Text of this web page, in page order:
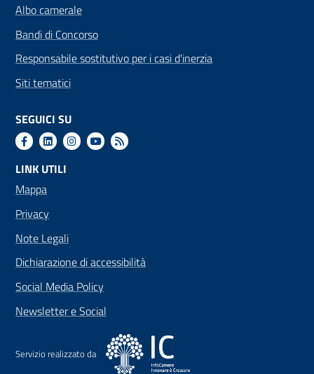
Albo camerale
Bandi di Concorso
Responsabile sostitutivo per i casi d'inerzia
Siti tematici
SEGUICI SU
LINK UTILI
Mappa
Privacy
Note Legali
Dichiarazione di accessibilità
Social Media Policy
Newsletter e Social
Servizio realizzato da